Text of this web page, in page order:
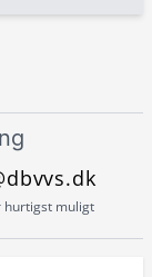
hurtigst muligt